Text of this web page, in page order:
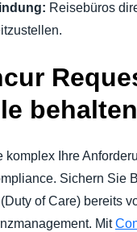
Reisebüros
behalten
komplex Ihre
Sichern Sie
of Care) bereits
Mit